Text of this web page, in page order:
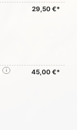
29,50 €*
45,00 €*
i